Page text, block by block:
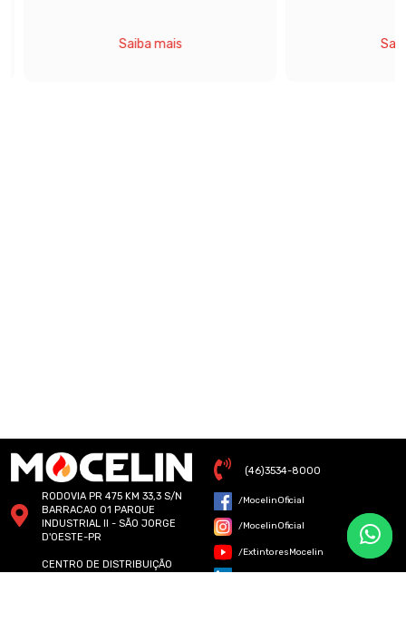
Saiba mais
(46)3534-8000
RODOVIA PR 475 KM 33,3 S/N
BARRACAO 01 PARQUE
INDUSTRIAL II - SÃO JORGE
D'OESTE-PR
CENTRO DE DISTRIBUIÇÃO
/MocelinOficial
/MocelinOficial
/ExtintoresMocelin